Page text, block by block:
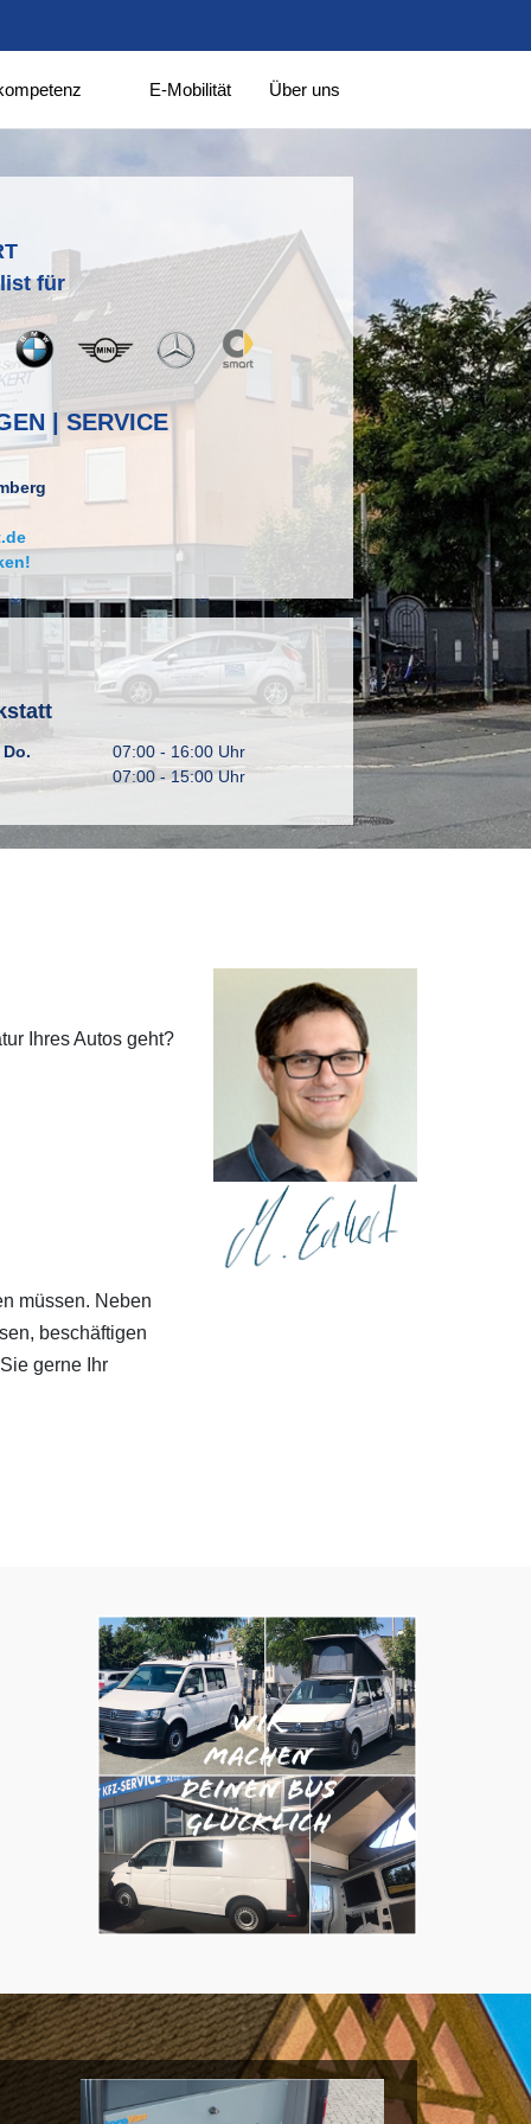
E-Mobilität Über uns
für
| SERVICE
07:00 - 16:00 Uhr
07:00 - 15:00 Uhr
Ihres Autos geht?
müssen. Neben
beschäftigen
gerne Ihr